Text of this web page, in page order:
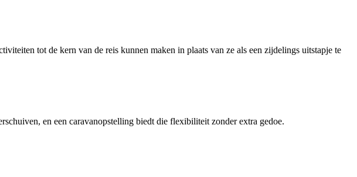
tot de kern van de reis kunnen maken in plaats van ze als een zijdelings uitstapje te
en een caravanopstelling biedt die flexibiliteit zonder extra gedoe.